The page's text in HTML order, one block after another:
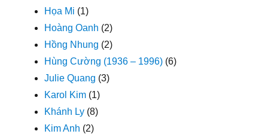
Họa Mi (1)
Hoàng Oanh (2)
Hồng Nhung (2)
Hùng Cường (1936 – 1996) (6)
Julie Quang (3)
Karol Kim (1)
Khánh Ly (8)
Kim Anh (2)